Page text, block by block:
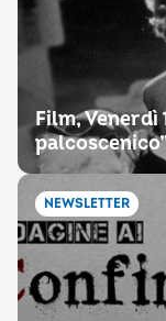
Film, Venerdì
NEWSLETTER